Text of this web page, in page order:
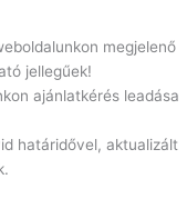
megjelenő
jellegűek!
ajánlatkérés leadása
határidővel, aktualizált